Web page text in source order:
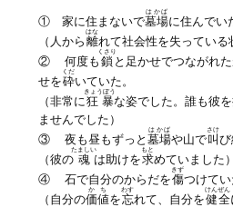
① 家に住まないで墓場
はかば
に住んでい
（人から 離
はな
れて社会性を失っている
② 何度も 鎖
くさり
と足かせでつながれた
せを砕
くだ
いていた。
（非常に 狂暴
きょうぼう
な姿でした。誰も彼
ませんでした）
③ 夜も昼もずっと墓場
はかば
や山で叫
さけ
び
（彼の 魂
たましい
は助けを求
もと
めていました）
④ 石で自分のからだを傷
きず
つけてい
（自分の価値
かち
を忘
わす
れて、自分を健全
けんぜん